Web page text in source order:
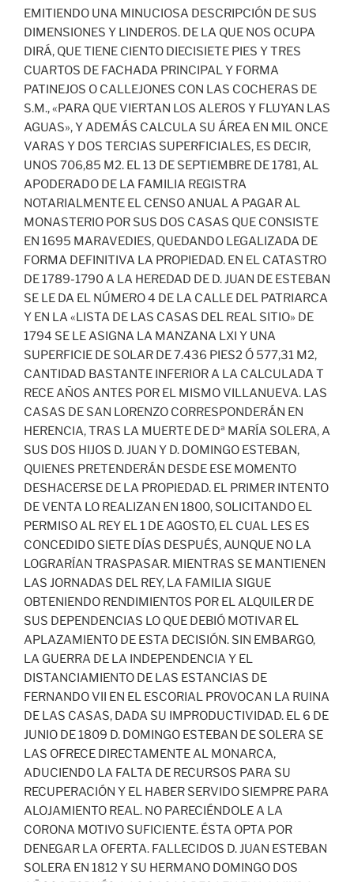
EMITIENDO UNA MINUCIOSA DESCRIPCIÓN DE SUS
DIMENSIONES Y LINDEROS. DE LA QUE NOS OCUPA
DIRÁ, QUE TIENE CIENTO DIECISIETE PIES Y TRES
CUARTOS DE FACHADA PRINCIPAL Y FORMA
PATINEJOS O CALLEJONES CON LAS COCHERAS DE
S.M., «PARA QUE VIERTAN LOS ALEROS Y FLUYAN LAS
AGUAS», Y ADEMÁS CALCULA SU ÁREA EN MIL ONCE
VARAS Y DOS TERCIAS SUPERFICIALES, ES DECIR,
UNOS 706,85 M2. EL 13 DE SEPTIEMBRE DE 1781, AL
APODERADO DE LA FAMILIA REGISTRA
NOTARIALMENTE EL CENSO ANUAL A PAGAR AL
MONASTERIO POR SUS DOS CASAS QUE CONSISTE
EN 1695 MARAVEDIES, QUEDANDO LEGALIZADA DE
FORMA DEFINITIVA LA PROPIEDAD. EN EL CATASTRO
DE 1789-1790 A LA HEREDAD DE D. JUAN DE ESTEBAN
SE LE DA EL NÚMERO 4 DE LA CALLE DEL PATRIARCA
Y EN LA «LISTA DE LAS CASAS DEL REAL SITIO» DE
1794 SE LE ASIGNA LA MANZANA LXI Y UNA
SUPERFICIE DE SOLAR DE 7.436 PIES2 Ó 577,31 M2,
CANTIDAD BASTANTE INFERIOR A LA CALCULADA T
RECE AÑOS ANTES POR EL MISMO VILLANUEVA. LAS
CASAS DE SAN LORENZO CORRESPONDERÁN EN
HERENCIA, TRAS LA MUERTE DE Dª MARÍA SOLERA, A
SUS DOS HIJOS D. JUAN Y D. DOMINGO ESTEBAN,
QUIENES PRETENDERÁN DESDE ESE MOMENTO
DESHACERSE DE LA PROPIEDAD. EL PRIMER INTENTO
DE VENTA LO REALIZAN EN 1800, SOLICITANDO EL
PERMISO AL REY EL 1 DE AGOSTO, EL CUAL LES ES
CONCEDIDO SIETE DÍAS DESPUÉS, AUNQUE NO LA
LOGRARÍAN TRASPASAR. MIENTRAS SE MANTIENEN
LAS JORNADAS DEL REY, LA FAMILIA SIGUE
OBTENIENDO RENDIMIENTOS POR EL ALQUILER DE
SUS DEPENDENCIAS LO QUE DEBIÓ MOTIVAR EL
APLAZAMIENTO DE ESTA DECISIÓN. SIN EMBARGO,
LA GUERRA DE LA INDEPENDENCIA Y EL
DISTANCIAMIENTO DE LAS ESTANCIAS DE
FERNANDO VII EN EL ESCORIAL PROVOCAN LA RUINA
DE LAS CASAS, DADA SU IMPRODUCTIVIDAD. EL 6 DE
JUNIO DE 1809 D. DOMINGO ESTEBAN DE SOLERA SE
LAS OFRECE DIRECTAMENTE AL MONARCA,
ADUCIENDO LA FALTA DE RECURSOS PARA SU
RECUPERACIÓN Y EL HABER SERVIDO SIEMPRE PARA
ALOJAMIENTO REAL. NO PARECIÉNDOLE A LA
CORONA MOTIVO SUFICIENTE. ÉSTA OPTA POR
DENEGAR LA OFERTA. FALLECIDOS D. JUAN ESTEBAN
SOLERA EN 1812 Y SU HERMANO DOMINGO DOS